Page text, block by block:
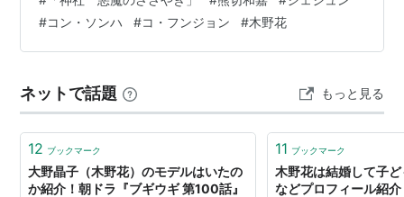
の「解説」には、「ある廃神社をめぐる恐怖を描いたホ
ラー。神戸の山中にある廃神社で失踪した学生たちを捜
す韓国人の祈祷師が、手掛かりを追ううちに恐ろしい事
の熊切和嘉。『ジェジュン:オン・ザ・ロード』などのジ
ェジュン、ドラマ『ドクタースランプ』などのコ…
#コン・ソンハ #コ・フンジョン #木野花
ネットで話題 もっと見る
12 ブックマーク
大野晶子（木野花）のモデルはいたの
か紹介！朝ドラ『ブギウギ 第100話』
11 ブックマーク
木野花は結婚して子
などプロフィール紹